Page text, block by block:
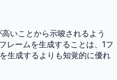
いことから示唆されるよう
レームを生成することは、1フ
生成するよりも知覚的に優れ